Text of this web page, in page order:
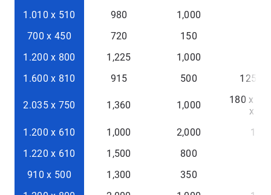
1.010 x 510
980 1,000
700 x 450
720 150
1.200 x 800
1,225 1,000
1.600 x 810
915 500 125 x
2.035 x 750 1,360 1,000
180 x
x 40
1.200 x 610
1,000 2,000
150
1.220 x 610
1,500 800
910 x 500
1,300 350